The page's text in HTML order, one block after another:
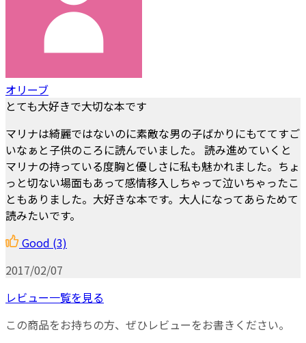
オリーブ
とても大好きで大切な本です
マリナは綺麗ではないのに素敵な男の子ばかりにもててすご
いなぁと子供のころに読んでいました。 読み進めていくと
マリナの持っている度胸と優しさに私も魅かれました。ちょ
っと切ない場面もあって感情移入しちゃって泣いちゃったこ
ともありました。大好きな本です。大人になってあらためて
読みたいです。
Good (3)
2017/02/07
レビュー一覧を見る
この商品をお持ちの方、ぜひレビューをお書きください。